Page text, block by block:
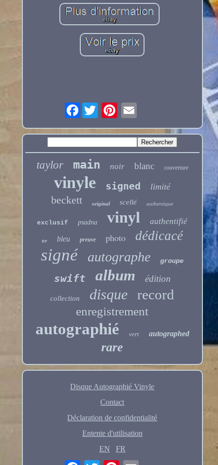
Facebook
taylor main noir blanc couverture
vinyle signed limité
beckett original scellé authentique
exclusif psadna vinyl authentifié
tcr bleu preuve photo dédicacé
signé autographe groupe
swift album édition
collection disque record
enregistrement
autographié vert autographed
rare
Disque Autographié Vinyle
Contact
Déclaration de confidentialité
Entente d'utilisation
EN
FR